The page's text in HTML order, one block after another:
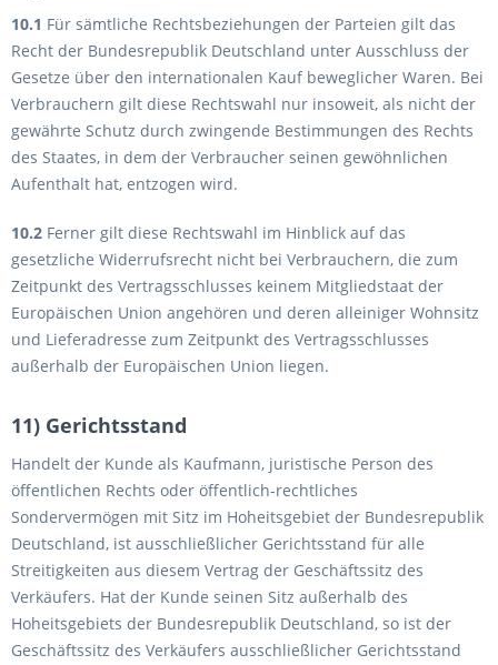
10.1 Für sämtliche Rechtsbeziehungen der Parteien gilt das
Recht der Bundesrepublik Deutschland unter Ausschluss der
Gesetze über den internationalen Kauf beweglicher Waren. Bei
Verbrauchern gilt diese Rechtswahl nur insoweit, als nicht der
gewährte Schutz durch zwingende Bestimmungen des Rechts
des Staates, in dem der Verbraucher seinen gewöhnlichen
Aufenthalt hat, entzogen wird.
10.2 Ferner gilt diese Rechtswahl im Hinblick auf das
gesetzliche Widerrufsrecht nicht bei Verbrauchern, die zum
Zeitpunkt des Vertragsschlusses keinem Mitgliedstaat der
Europäischen Union angehören und deren alleiniger Wohnsitz
und Lieferadresse zum Zeitpunkt des Vertragsschlusses
außerhalb der Europäischen Union liegen.
11) Gerichtsstand
Handelt der Kunde als Kaufmann, juristische Person des
öffentlichen Rechts oder öffentlich-rechtliches
Sondervermögen mit Sitz im Hoheitsgebiet der Bundesrepublik
Deutschland, ist ausschließlicher Gerichtsstand für alle
Streitigkeiten aus diesem Vertrag der Geschäftssitz des
Verkäufers. Hat der Kunde seinen Sitz außerhalb des
Hoheitsgebiets der Bundesrepublik Deutschland, so ist der
Geschäftssitz des Verkäufers ausschließlicher Gerichtsstand